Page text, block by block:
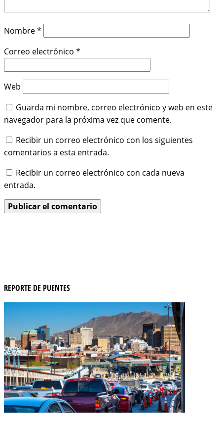
Nombre*
Correo electrónico *
Web
Guarda mi nombre, correo electrónico y web en este
navegador para la próxima vez que comente.
Recibir un correo electrónico con los siguientes
comentarios a esta entrada.
Recibir un correo electrónico con cada nueva
entrada.
REPORTE DE PUENTES